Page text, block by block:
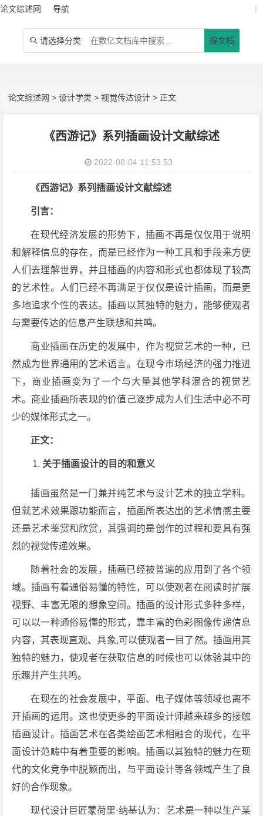
论文综述网 导航 |
 请选择分类 搜文档
论文综述网 >设计学类 >视觉传达设计 > 正文
《西游记》系列插画设计文献综述
2022-08-04 11:53:53
《西游记》系列插画设计文献综述
引言：
在现代经济发展的形势下，插画不再是仅仅用于说明
和解释信息的存在，而是已经作为一种工具和手段来方便
人们去理解世界，并且插画的内容和形式也都体现了较高
的艺术性。人们已经不再满足于仅仅是设计插画，而是更
多地追求个性的表达。插画以其独特的魅力，能够使观者
与需要传达的信息产生联想和共鸣。
商业插画在历史的发展中，作为视觉艺术的一种，已
然成为世界通用的艺术语言。在现今市场经济的强力推进
下，商业插画变为了一个与大量其他学科混合的视觉艺
术。商业插画所表现的价值己逐步成为人们生活中必不可
少的媒体形式之一。
正文：
关于插画设计的目的和意义
插画虽然是一门兼并纯艺术与设计艺术的独立学科。
但就艺术效果跟功能而言，插画所表达出的艺术情感主要
还是艺术鉴赏和欣赏，其强调的是创作的过程和要具有强
烈的视觉传递效果。
随着社会的发展，插画已经被普遍的应用到了各个领
域。插画有着通俗易懂的特性，可以使观者在阅读时扩展
视野、丰富无限的想象空间。插画的设计形式多种多样，
可以以一种通俗易懂的形式，靠丰富的色彩图像传递信息
内容，其表现直观、具象,可以使观者一目了然。插画用其
独特的魅力，使观者在获取信息的时候也可以体验其中的
乐趣并产生共鸣。
在现在的社会发展中，平面、电子媒体等领域也离不
开插画的运用。这也使更多的平面设计师越来越多的接触
插画设计。插画艺术在各类绘画艺术相融合的现代，在平
面设计范畴中有着重要的影响。插画以其独特的魅力在现
代的文化竞争中脱颖而出，与平面设计等各领域产生了良
好的合作现象。
现代设计巨匠蒙荷里·纳基认为：艺术是一种以生产某